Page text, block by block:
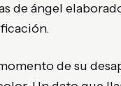
de ángel
de su